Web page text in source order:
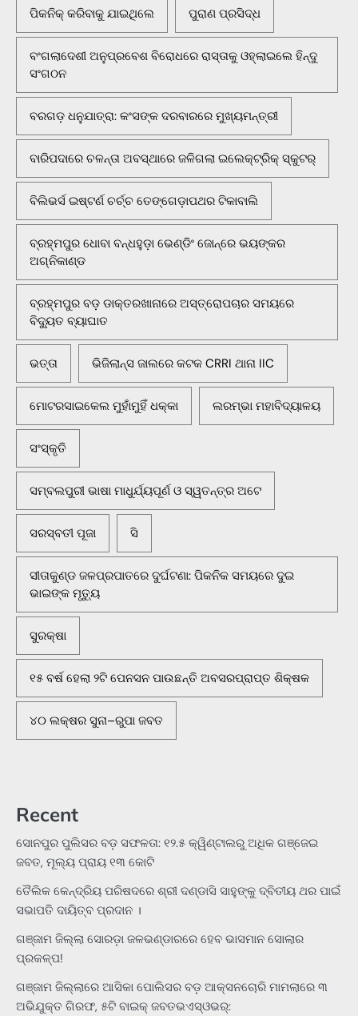
ପିକନିକ୍‌ କରିବାକୁ ଯାଇଥିଲେ ପୁରାଣ ପ୍ରସିଦ୍ଧ
ବଂଗଲାଦେଶୀ ଅନୁପ୍ରବେଶ ବିରୋଧରେ ରାସ୍ତାକୁ ଓହ୍ଲାଇଲେ ହିନ୍ଦୁ
ସଂଗଠନ
ବରଗଡ଼ ଧନୁଯାତ୍ରା: କଂସଙ୍କ ଦରବାରରେ ମୁଖ୍ୟମନ୍ତ୍ରୀ
ବାରିପଦାରେ ଚଳନ୍ତା ଅବସ୍ଥାରେ ଜଳିଗଲା ଇଲେକ୍ଟ୍ରିକ୍ ସ୍କୁଟର୍
ବିଲିଭର୍ସ ଇଷ୍ଟର୍ଣ ଚର୍ଚ୍ଚ ତେଙ୍ଗେଡ଼ାପଥର ଟିକାବାଲି
ବ୍ରହ୍ମପୁର ଧୋବା ବନ୍ଧହୁଡ଼ା ଭେଣ୍ଡିଂ ଜୋନ୍‌ରେ ଭୟଙ୍କର
ଅଗ୍ନିକାଣ୍ଡ
ବ୍ରହ୍ମପୁର ବଡ଼ ଡାକ୍ତରଖାନାରେ ଅସ୍ତ୍ରୋପଚାର ସମୟରେ
ବିଦ୍ୟୁତ ବ୍ୟାଘାତ
ଭତ୍ତା ଭିଜିଲାନ୍ସ ଜାଲରେ କଟକ CRRI ଥାନା IIC
ମୋଟରସାଇକେଲ ମୁହାଁମୁହିଁ ଧକ୍କା ଲରମ୍ଭା ମହାବିଦ୍ୟାଳୟ
ସଂସ୍କୃତି
ସମ୍ବଲପୁରୀ ଭାଷା ମାଧୁର୍ଯ୍ୟପୂର୍ଣ ଓ ସ୍ୱତନ୍ତ୍ର ଅଟେ
ସରସ୍ବତୀ ପୂଜା ସି
ସୀତାକୁଣ୍ଡ ଜଳପ୍ରପାତରେ ଦୁର୍ଘଟଣା: ପିକନିକ ସମୟରେ ଦୁଇ
ଭାଇଙ୍କ ମୃତ୍ୟୁ
ସୁରକ୍ଷା
୧୫ ବର୍ଷ ହେଲା ୨ଟି ପେନସନ ପାଉଛନ୍ତି ଅବସରପ୍ରାପ୍ତ ଶିକ୍ଷକ
୪୦ ଲକ୍ଷର ସୁନା–ରୁପା ଜବତ
Recent
ସୋନପୁର ପୁଲିସର ବଡ଼ ସଫଳତା: ୧୨.୫ କ୍ୱିଣ୍ଟାଲରୁ ଅଧିକ ଗଞ୍ଜେଇ
ଜବତ, ମୂଲ୍ୟ ପ୍ରାୟ ୧୩ କୋଟି
ତୈଲିକ କେନ୍ଦ୍ରିୟ ପରିଷଦରେ ଶ୍ରୀ ଦଣ୍ଡାସି ସାହୁଙ୍କୁ ଦ୍ବିତୀୟ ଥର ପାଇଁ
ସଭାପତି ଦାୟିତ୍ବ ପ୍ରଦାନ ।
ଗଞ୍ଜାମ ଜିଲ୍ଲା ସୋରଡ଼ା ଜଳଭଣ୍ଡାରରେ ହେବ ଭାସମାନ ସୋଲାର
ପ୍ରକଳ୍ପ!
ଗଞ୍ଜାମ ଜିଲ୍ଲାରେ ଆସିକା ପୋଲିସର ବଡ଼ ଆକ୍ସନଚୋରି ମାମଲାରେ ୩
ଅଭିଯୁକ୍ତ ଗିରଫ, ୫ଟି ବାଇକ୍ ଜବତଭଏସ୍‌ଓଭର୍: